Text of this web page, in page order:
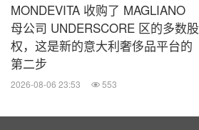
MONDEVITA 收购了 MAGLIANO
母公司 UNDERSCORE 区的多数股
权，这是新的意大利奢侈品平台的
第二步
2026-08-06 23:53 553